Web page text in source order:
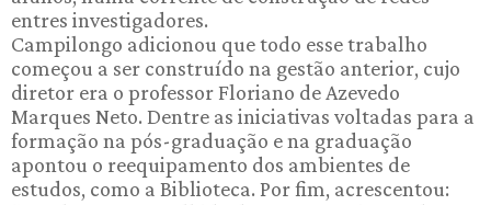
entres investigadores.
Campilongo adicionou que todo esse trabalho
começou a ser construído na gestão anterior, cujo
diretor era o professor Floriano de Azevedo
Marques Neto. Dentre as iniciativas voltadas para a
formação na pós-graduação e na graduação
apontou o reequipamento dos ambientes de
estudos, como a Biblioteca. Por fim, acrescentou: